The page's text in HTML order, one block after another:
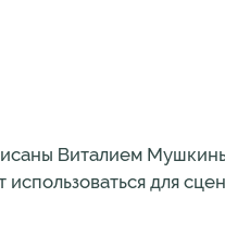
Виталием
для